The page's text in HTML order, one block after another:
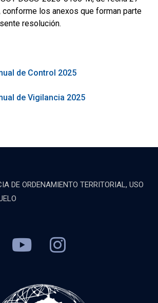
conforme los anexos que forman parte
resolución.
de Control 2025
de Vigilancia 2025
DE ORDENAMIENTO TERRITORIAL, USO